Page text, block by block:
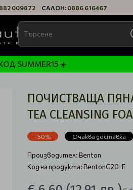
009872 САЛОН: 0886 616467
SUMMER15 ☀️
ПОЧИСТВАЩА ПЯНА
TEA CLEANSING
-50% Очаква доставка
Производител:Benton
Код на продукта: BentonC20-F